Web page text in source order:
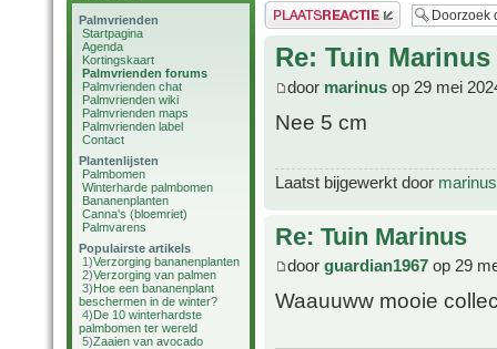
Palmvrienden
Startpagina
Agenda
Kortingskaart
Palmvrienden forums
Palmvrienden chat
Palmvrienden wiki
Palmvrienden maps
Palmvrienden label
Contact
Plantenlijsten
Palmbomen
Winterharde palmbomen
Bananenplanten
Canna's (bloemriet)
Palmvarens
Populairste artikels
1)Verzorging bananenplanten
2)Verzorging van palmen
3)Hoe een bananenplant
beschermen in de winter?
4)De 10 winterhardste
palmbomen ter wereld
5)Zaaien van avocado
Plaats een reactie
Re: Tuin Marinus
door marinus op 29 mei
Nee 5 cm
Laatst bijgewerkt door marinus
Re: Tuin Marinus
door guardian1967 op 29
Waauuww mooie